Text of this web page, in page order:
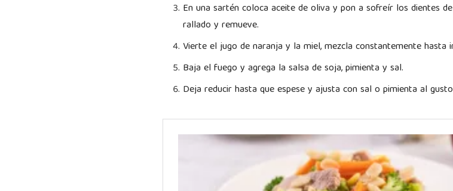
En una sartén coloca aceite de oliva y pon a sofreír los dientes
rallado y remueve.
Vierte el jugo de naranja y la miel, mezcla constantemente hasta
Baja el fuego y agrega la salsa de soja, pimienta y sal.
Deja reducir hasta que espese y ajusta con sal o pimienta al